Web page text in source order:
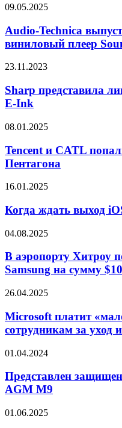
в
Audio-
выпустила
лимитированный
виниловый
Sound
09.05.2025
Audio-Technica
виниловый плеер
Sharp
линейку
цветных
продуктов
Ink
23.11.2023
Sharp представила
E-Ink
Tencent
CATL
попали
в
список
08.01.2025
Tencent и CATL
Пентагона
Когда
выход
iOS
19
16.01.2025
Когда ждать выход
В
Хитроу
похитили
смартфоны
на
$10.6
млн
04.08.2025
В аэропорту Хитроу
Samsung на сумму
Microsoft
«малопродуктивным»
сотрудникам
за
из
26.04.2025
Microsoft платит
сотрудникам за уход
Представлен
кнопочный
телефон
AGM
01.04.2024
Представлен
AGM M9
Серия
01.06.2025